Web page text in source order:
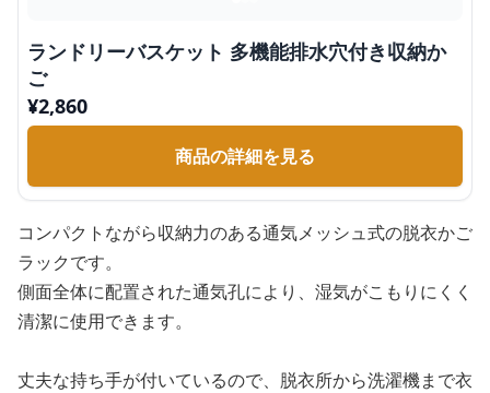
ランドリーバスケット 多機能排水穴付き収納か
ご
¥2,860
商品の詳細を見る
コンパクトながら収納力のある通気メッシュ式の脱衣かご
ラックです。
側面全体に配置された通気孔により、湿気がこもりにくく
清潔に使用できます。
丈夫な持ち手が付いているので、脱衣所から洗濯機まで衣